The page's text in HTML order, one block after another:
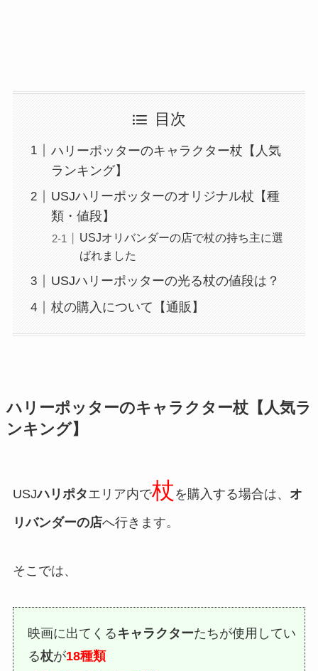
目次
ハリーポッターのキャラクター杖【人気
ランキング】
USJハリーポッターのオリジナル杖【種
類・値段】
USJオリバンダーの店で杖の持ち主に選
ばれました
USJハリーポッターの光る杖の値段は？
杖の購入について【通販】
ハリーポッターのキャラクター杖【人気ラ
ンキング】
USJハリポタエリア内で杖 を購入する場合は、 オ
リバンダーの店へ行きます。
そこでは、
映画に出てくるキャラクターたちが使用してい
る杖が18種類